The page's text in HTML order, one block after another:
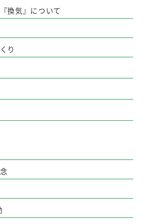
換気』について
り